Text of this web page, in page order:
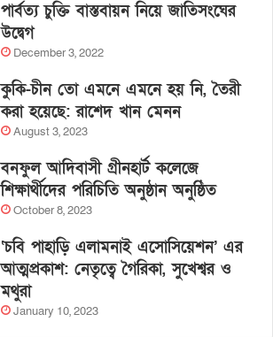
পার্বত্য চুক্তি বাস্তবায়ন নিয়ে জাতিসংঘের
উদ্বেগ
December 3, 2022
কুকি-চীন তো এমনে এমনে হয় নি, তৈরী
করা হয়েছে: রাশেদ খান মেনন
August 3, 2023
বনফুল আদিবাসী গ্রীনহার্ট কলেজে
শিক্ষার্থীদের পরিচিতি অনুষ্ঠান অনুষ্ঠিত
October 8, 2023
‘চবি পাহাড়ি এলামনাই এসোসিয়েশন’ এর
আত্মপ্রকাশ: নেতৃত্বে গৈরিকা, সুখেশ্বর ও
মথুরা
January 10, 2023